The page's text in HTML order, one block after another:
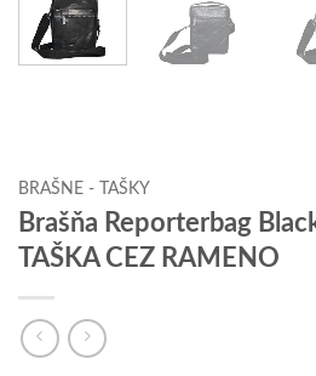
BRAŠNE - TAŠKY
Brašňa Reporterbag
TAŠKA CEZ RAMENO